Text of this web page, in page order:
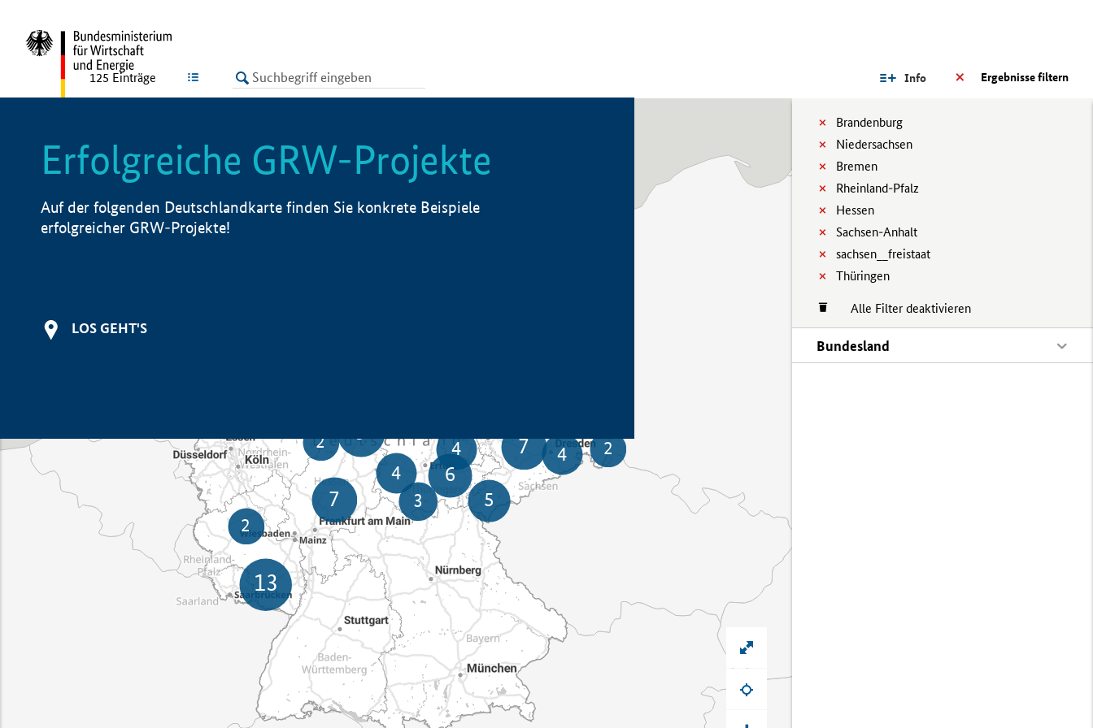
LISTE Ergebnisse filtern
Info
Brandenburg
Niedersachsen
Bremen
Rheinland-Pfalz
Hessen
Sachsen-Anhalt
sachsen__freistaat
Thüringen
Alle Filter deaktivieren
Bundesland
125 Einträge
Erfolgreiche GRW-Projekte
Auf der folgenden Deutschlandkarte finden Sie konkrete Beispiele
erfolgreicher GRW-Projekte!
LOS GEHT'S